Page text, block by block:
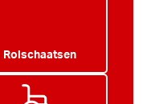
Rolschaatsen